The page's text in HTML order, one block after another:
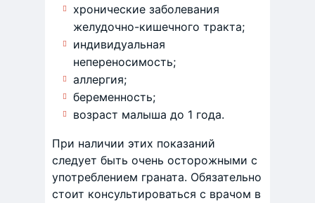
хронические заболевания
желудочно-кишечного тракта;
индивидуальная
непереносимость;
аллергия;
беременность;
возраст малыша до 1 года.
При наличии этих показаний
следует быть очень осторожными с
употреблением граната. Обязательно
стоит консультироваться с врачом в